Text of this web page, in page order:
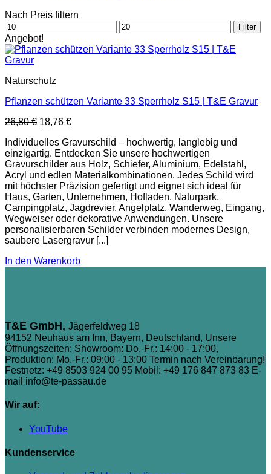
Nach Preis filtern
Min.
Preis
Max.
Preis
Filter
Angebot!
Naturschutz
Pflanzen schützen Variante 33 Sperrholz S15 | T&E Gravur
26,80€ Ursprünglicher
war:
26,80 €
18,76 €Aktueller
ist:
18,76 €.
Individuelles Gravurschild – hochwertig, langlebig und
einzigartig. Entdecken Sie unsere hochwertigen
Gravurschilder aus Holz, Schiefer, Aluminium, Edelstahl,
Acryl und edlen Materialkombinationen. Jedes Schild wird
mit höchster Präzision gefertigt und eignet sich ideal für
Haus, Garten, Unternehmen, Hofladen, Naturpark,
Campingplatz, Jagdrevier, Angelplatz, Wanderweg, Eingang,
Wegweiser oder dekorative Anwendungen. Unsere
personalisierbaren Schilder verbinden modernes Design,
saubere Lasergravur [...]
In den Warenkorb
T&E GmbH, Jägerfeldweg 18
94152 Neuhaus am Inn, Bayern, Deutschland, Unsere
Öffnungszeiten: Showroom: Do.-Fr.: 14:00 - 17:00,
Produktion: Mo.-Fr.: 09:00 - 13:00 Termin nach Vereinbarung!
Festnetz: +49 8503 924 00 95 Mobil: +49 176 847 873 83 E-
mail info@te-passau.de
Wir auf:
YouTube
Kundenservice